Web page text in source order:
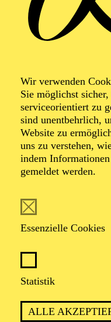
Wir verwenden
Sie möglichst
serviceorientiert zu
sind unentbehrlich,
Website zu
uns zu verstehen,
indem
gemeldet werden.
Essenzielle Cookies
Statistik
ALLE
Foto: Hakki Topcu
Margrit Sengebusch
studierte
an der Universität
bei den Treibstoff